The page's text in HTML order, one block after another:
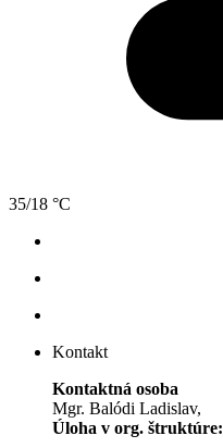
35/18 °C
Kontakt
Kontaktná osoba
Mgr. Balódi Ladislav,
Úloha v org. štruktúre: